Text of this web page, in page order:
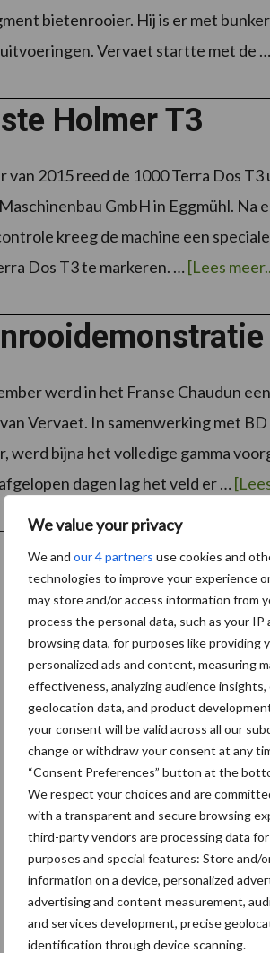
We value your privacy
We and our 4 partners use cookies and
technologies to improve your experience
may store and/or access information from
process the personal data, such as your IP
browsing data, for purposes like providing
personalized ads and content, measuring
effectiveness, analyzing audience
geolocation data, and product
your consent will be valid across all our
change or withdraw your consent at any
“Consent Preferences” button at the
We respect your choices and are
with a transparent and secure browsing
third-party vendors are processing data
purposes and special features: Store and/
information on a device, personalized
advertising and content measurement,
and services development, precise
identification through device scanning.
bietenrooier. Hij is er met
Vervaet startte met de …
Holmer T3
van 2015 reed de 1000 Terra Dos
GmbH in Eggmühl. Na
kreeg de machine een
Dos T3 te markeren. … [Lees
werd in het Franse Chaudun
Vervaet. In samenwerking met
werd bijna het volledige gamma
dagen lag het veld er …